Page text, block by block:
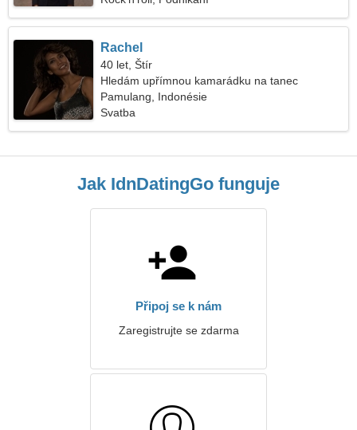
Rachel
40 let, Štír
Hledám upřímnou kamarádku na tanec
Pamulang, Indonésie
Svatba
Jak IdnDatingGo funguje
Připoj se k nám
Zaregistrujte se zdarma